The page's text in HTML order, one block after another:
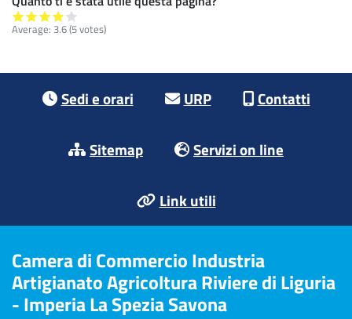
Average: 3.6(5 votes)
Sedi e orari URP Contatti
Sitemap Servizi on line
Link utili
Camera di Commercio Industria
Artigianato Agricoltura Riviere di Liguria
- Imperia La Spezia Savona